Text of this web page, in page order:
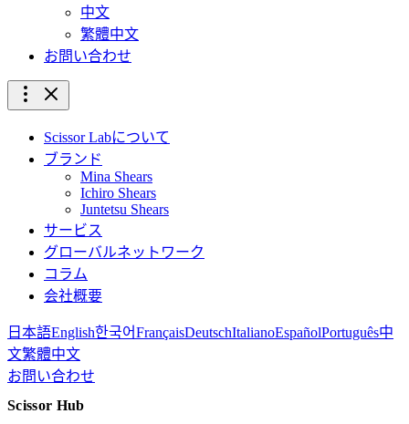
中文
繁體中文
お問い合わせ
Scissor Labについて
ブランド
Mina Shears
Ichiro Shears
Juntetsu Shears
サービス
グローバルネットワーク
コラム
会社概要
日本語English한국어FrançaisDeutschItalianoEspañolPortuguês中
文繁體中文
お問い合わせ
Scissor Hub